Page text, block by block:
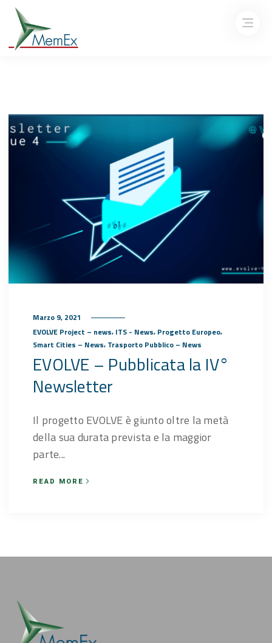
Marzo 9, 2021
EVOLVE Project – news, ITS - News, Progetto Europeo,
Smart Cities – News, Trasporto Pubblico – News
EVOLVE – Pubblicata la IV°
Newsletter
Il progetto EVOLVE è giunto oltre la metà
della sua durata prevista e la maggior
parte...
READ MORE